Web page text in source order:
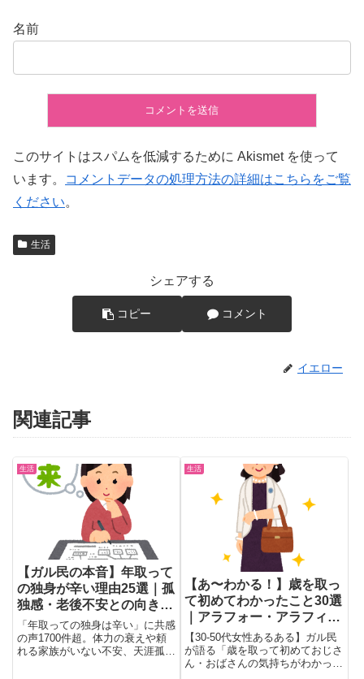
名前
このサイトはスパムを低減するために Akismet を使って
います。
コメントデータの処理方法の詳細はこちらをご覧
ください。
生活
シェアする
コピー コメント
イエロー
関連記事
生活
【ガル民の本音】年取って
の独身が辛い理由25選｜孤
独感・老後不安との向き合
い方
「年取っての独身は辛い」に共感
の声1700件超。体力の衰えや頼
れる家族がいない不安、天涯孤独
生活
【あ〜わかる！】歳を取っ
て初めてわかったこと30選
｜アラフォー・アラフィフ
が語るおじさん・おばさん
の気持ち
【30-50代女性あるある】ガル民
が語る「歳を取って初めておじさ
ん・おばさんの気持ちがわかっ